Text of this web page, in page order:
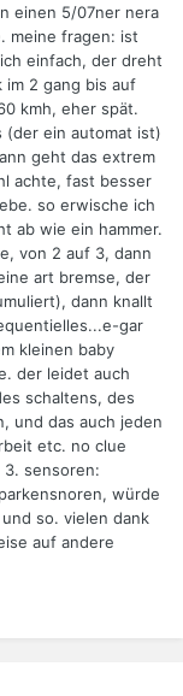
einen 5/07ner nera
meine fragen: ist
einfach, der dreht
2 gang bis auf
kmh, eher spät.
(der ein automat ist)
geht das extrem
achte, fast besser
so erwische ich
ab wie ein hammer.
von 2 auf 3, dann
art bremse, der
dann knallt
gar
kleinen baby
der leidet auch
schaltens, des
und das auch jeden
etc. no clue
sensoren:
würde
so. vielen dank
auf andere